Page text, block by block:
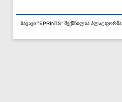
საცავი "EPRINTS" შექმნილია პლატფორმა